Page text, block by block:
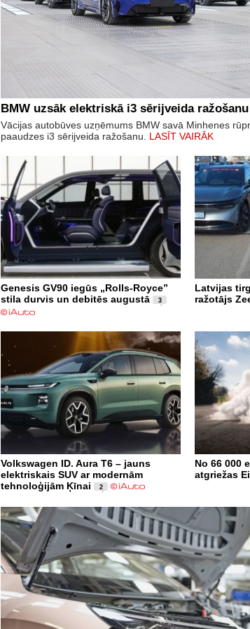
BMW uzsāk elektriskā i3 sērijveida ražošanu
Vācijas autobūves uzņēmums BMW savā Minhenes
paaudzes i3 sērijveida ražošanu. LASĪT VAIRĀK
Genesis GV90 iegūs „Rolls-Royce”
stila durvis un debitēs augustā
3
Latvijas
ražotājs
Volkswagen ID. Aura T6 – jauns
elektriskais SUV ar modernām
tehnoloģijām Ķīnai
2
No 66 000
atgriežas